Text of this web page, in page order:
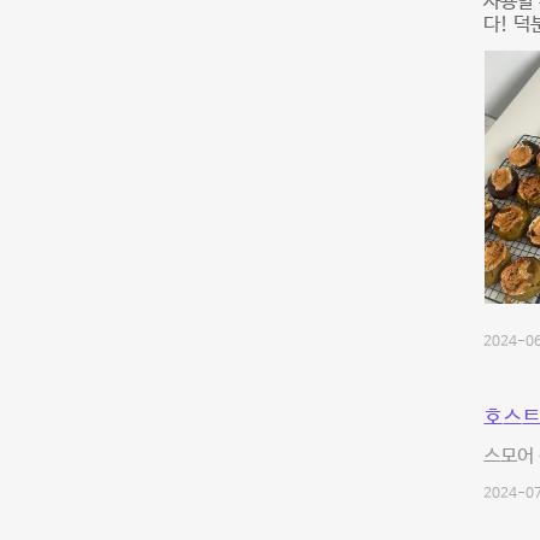
다! 덕
2024-
호스
스모
2024-